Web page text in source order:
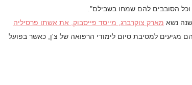
הסובבים להם שמחו בשבילם".
שנה נשא מארק צוקרברג, מייסד פייסבוק, את אשתו פרסיליה
מגיעים למסיבת סיום לימודי הרפואה של צ'ן, כאשר בפועל